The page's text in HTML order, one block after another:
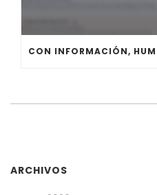
ARCHIVOS